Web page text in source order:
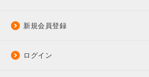
新規会員登録
ログイン